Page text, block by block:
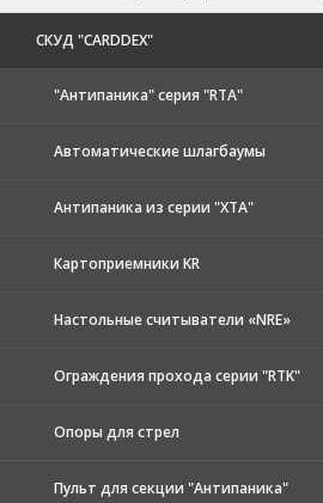
CКУД "CARDDEX"
"Антипаника" серия "RTA"
Автоматические шлагбаумы
Антипаника из серии "XTA"
Картоприемники KR
Настольные считыватели «NRE»
Ограждения прохода серии "RTK"
Опоры для стрел
Пульт для секции "Антипаника"